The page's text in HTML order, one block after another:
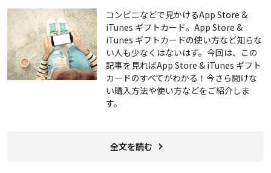
コンビニなどで見かけるApp Store &
iTunes ギフトカード。App Store &
iTunes ギフトカードの使い方など知らな
い人も少なくはないはず。今回は、この
記事を見ればApp Store & iTunes ギフト
カードのすべてがわかる！今さら聞けな
い購入方法や使い方などをご紹介しま
す。
全文を読む